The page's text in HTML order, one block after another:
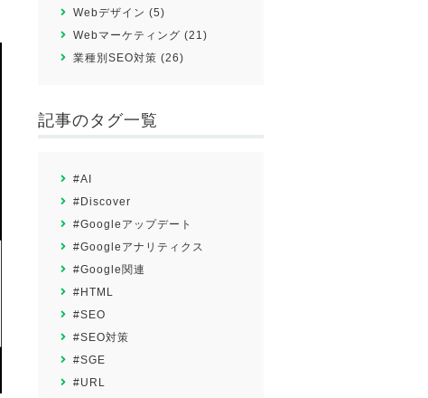
Webデザイン (5)
Webマーケティング (21)
業種別SEO対策 (26)
記事のタグ一覧
#AI
#Discover
#Googleアップデート
#Googleアナリティクス
#Google関連
#HTML
#SEO
#SEO対策
#SGE
#URL